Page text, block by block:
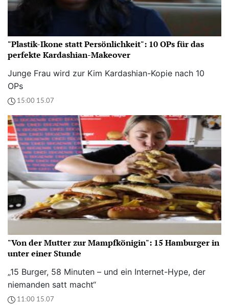
"Plastik-Ikone statt Persönlichkeit": 10 OPs für das
perfekte Kardashian-Makeover
Junge Frau wird zur Kim Kardashian-Kopie nach 10
OPs
15:00 15.07
"Von der Mutter zur Mampfkönigin": 15 Hamburger in
unter einer Stunde
„15 Burger, 58 Minuten – und ein Internet-Hype, der
niemanden satt macht“
11:00 15.07